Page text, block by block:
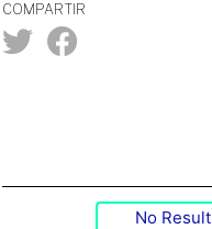
COMPARTIR
No Result